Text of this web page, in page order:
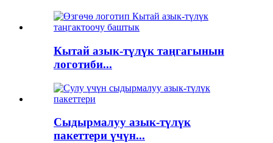
Кытай азык-түлүк таңгагынын
логотиби...
Сыдырмалуу азык-түлүк
пакеттери үчүн...